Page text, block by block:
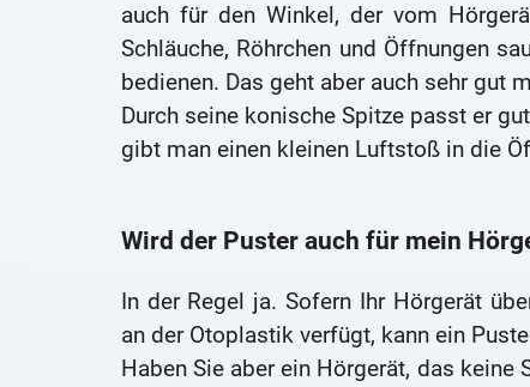
auch für den Winkel, der vom
Schläuche, Röhrchen und Öffnungen
bedienen. Das geht aber auch sehr gut
Durch seine konische Spitze passt er
gibt man einen kleinen Luftstoß in die
Wird der Puster auch für mein
In der Regel ja. Sofern Ihr Hörgerät
an der Otoplastik verfügt, kann ein
Haben Sie aber ein Hörgerät, das keine